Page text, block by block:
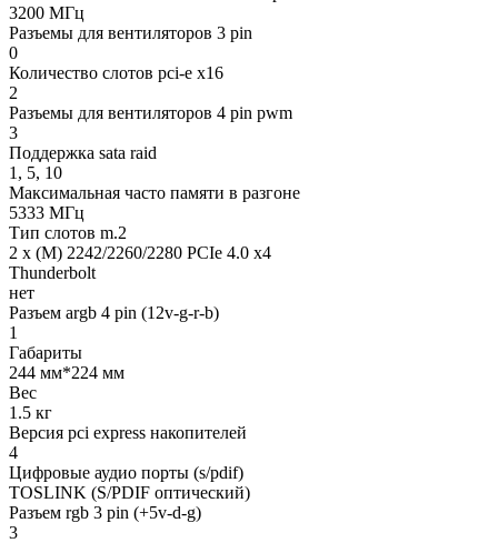
3200 МГц
Разъемы для вентиляторов 3 pin
0
Количество слотов pci-e x16
2
Разъемы для вентиляторов 4 pin pwm
3
Поддержка sata raid
1, 5, 10
Максимальная часто памяти в разгоне
5333 МГц
Тип слотов m.2
2 x (M) 2242/2260/2280 PCIe 4.0 x4
Thunderbolt
нет
Разъем argb 4 pin (12v-g-r-b)
1
Габариты
244 мм*224 мм
Вес
1.5 кг
Версия pci express накопителей
4
Цифровые аудио порты (s/pdif)
TOSLINK (S/PDIF оптический)
Разъем rgb 3 pin (+5v-d-g)
3